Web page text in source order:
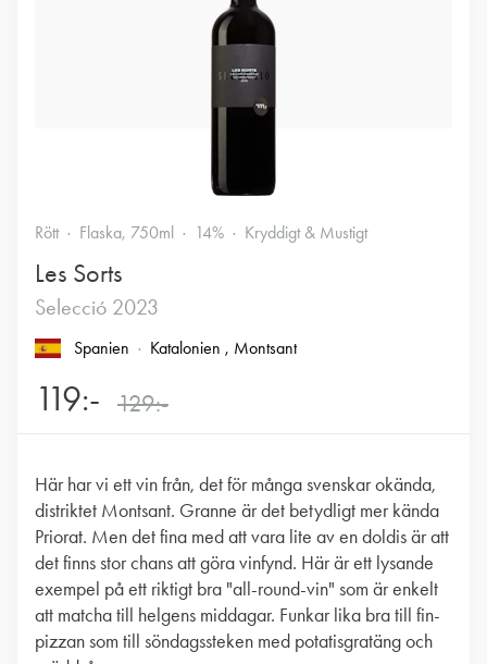
Rött Flaska, 750ml 14% Kryddigt & Mustigt
Les Sorts
Selecció 2023
Spanien Katalonien , Montsant
119:- 129:-
Här har vi ett vin från, det för många svenskar okända,
distriktet Montsant. Granne är det betydligt mer kända
Priorat. Men det fina med att vara lite av en doldis är att
det finns stor chans att göra vinfynd. Här är ett lysande
exempel på ett riktigt bra "all-round-vin" som är enkelt
att matcha till helgens middagar. Funkar lika bra till fin-
pizzan som till söndagssteken med potatisgratäng och